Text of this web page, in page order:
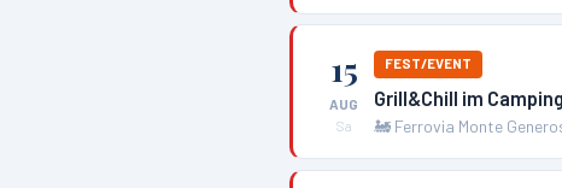
15
AUG
Sa
FEST/EVENT
Grill&Chill im Camping
🚂 Ferrovia Monte